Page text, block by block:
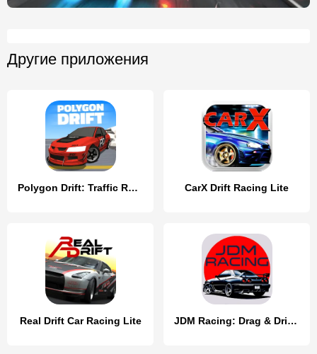
Другие приложения
Polygon Drift: Traffic Racing CarX Drift Racing Lite
Real Drift Car Racing Lite JDM Racing: Drag & Drift race